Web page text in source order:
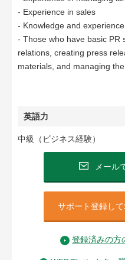
- Experience in sales
- Knowledge and
- Those who have basic PR
relations, creating press
materials, and managing
英語力
中級（ビジネス経験）
メール
サポート登録し
登録済みの方